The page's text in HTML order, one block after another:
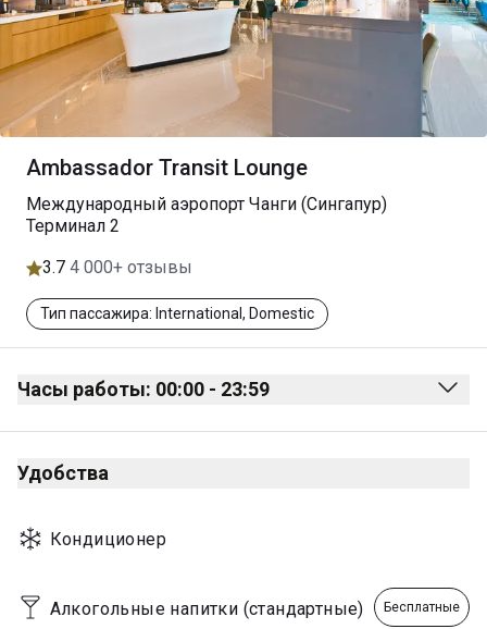
Ambassador Transit Lounge
Международный аэропорт Чанги (Сингапур)
Терминал 2
3.7 4 000+ отзывы
Тип пассажира: International, Domestic
Часы работы: 00:00 - 23:59
Monday 00:00 - 23:59
Tuesday
Thursday
Friday 00:00 - 23:59
Удобства
Кондиционер
Алкогольные напитки (стандартные) Бесплатные